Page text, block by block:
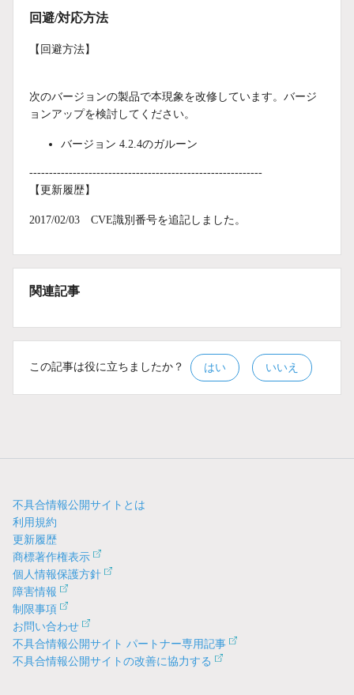
回避/対応方法
【回避方法】
次のバージョンの製品で本現象を改修しています。バージ
ョンアップを検討してください。
バージョン 4.2.4のガルーン
-----------------------------------------------------------
【更新履歴】
2017/02/03 CVE識別番号を追記しました。
関連記事
この記事は役に立ちましたか？ はい いいえ
不具合情報公開サイトとは
利用規約
更新履歴
商標著作権表示
個人情報保護方針
障害情報
制限事項
お問い合わせ
不具合情報公開サイト パートナー専用記事
不具合情報公開サイトの改善に協力する